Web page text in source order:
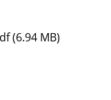
(6.94 MB)